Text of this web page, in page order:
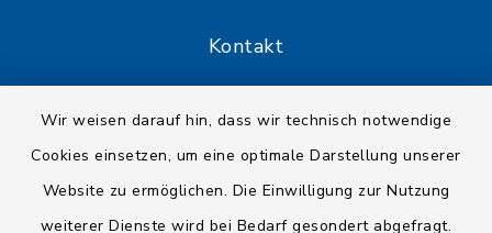
Wir weisen darauf hin, dass wir technisch notwendige
Cookies einsetzen, um eine optimale Darstellung unserer
Website zu ermöglichen. Die Einwilligung zur Nutzung
weiterer Dienste wird bei Bedarf gesondert abgefragt.
Kontakt
Datenschutz
Impressum